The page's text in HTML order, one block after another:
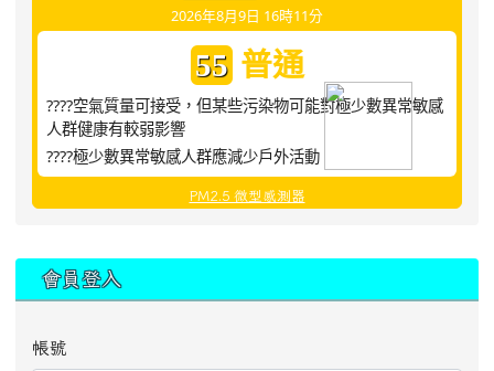
2026年8月9日 16時11分
55 普通
????空氣質量可接受，但某些污染物可能對極少數異常敏感
人群健康有較弱影響
????極少數異常敏感人群應減少戶外活動
PM2.5 微型感測器
會員登入
帳號